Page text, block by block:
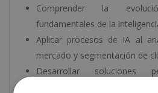
Comprender la
fundamentales de la
Aplicar procesos de IA al
mercado y segmentación de
Desarrollar soluciones